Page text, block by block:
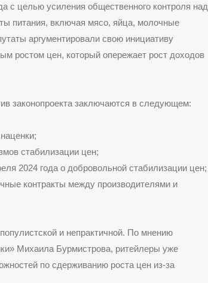
с целью усиления общественного контроля над
питания, включая мясо, яйца, молочные
аргументировали свою инициативу
ростом цен, который опережает рост доходов
законопроекта заключаются в следующем:
стабилизации цен;
2024 года о добровольной стабилизации цен;
контракты между производителями и
и непрактичной. По мнению
Михаила Бурмистрова, ритейлеры уже
по сдерживанию роста цен из-за